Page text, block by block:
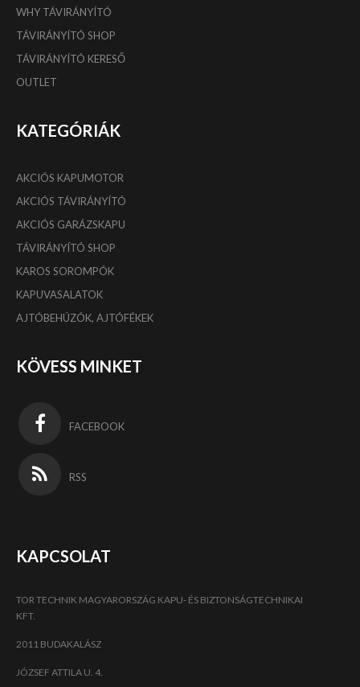
WHY TÁVIRÁNYÍTÓ
TÁVIRÁNYÍTÓ SHOP
TÁVIRÁNYÍTÓ KERESŐ
OUTLET
KATEGÓRIÁK
AKCIÓS KAPUMOTOR
AKCIÓS TÁVIRÁNYÍTÓ
AKCIÓS GARÁZSKAPU
TÁVIRÁNYÍTÓ SHOP
KAROS SOROMPÓK
KAPUVASALATOK
AJTÓBEHÚZÓK, AJTÓFÉKEK
KÖVESS MINKET
FACEBOOK
RSS
KAPCSOLAT
TOR TECHNIK MAGYARORSZÁG KAPU- ÉS BIZTONSÁGTECHNIKAI
KFT.
2011 BUDAKALÁSZ
JÓZSEF ATTILA U. 4.